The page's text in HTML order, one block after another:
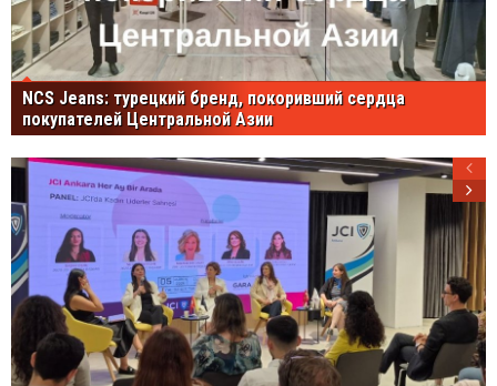
NCS Jeans: турецкий бренд, покоривший сердца
покупателей Центральной Азии